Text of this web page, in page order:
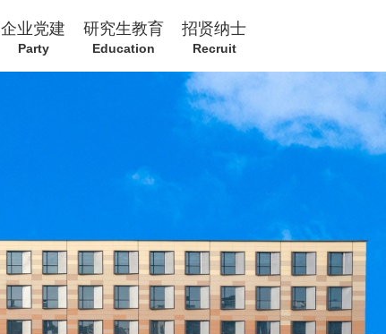
企业党建
Party
研究生教育
Education
招贤纳士
Recruit